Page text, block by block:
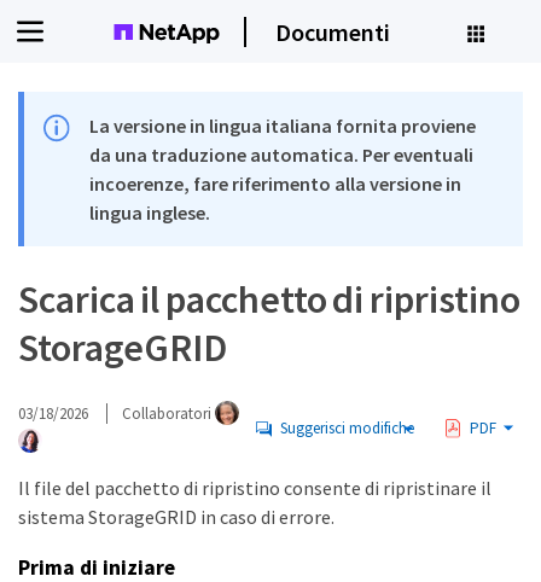
Documenti
La versione in lingua italiana fornita proviene
da una traduzione automatica. Per eventuali
incoerenze, fare riferimento alla versione in
lingua inglese.
Scarica il pacchetto di ripristino
StorageGRID
03/18/2026 Collaboratori
Suggerisci modifiche PDF
Il file del pacchetto di ripristino consente di ripristinare il
sistema StorageGRID in caso di errore.
Prima di iniziare